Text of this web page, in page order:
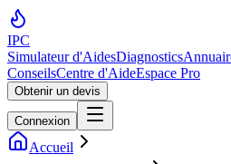
IPC
Simulateur d'AidesDiagnostics
ConseilsCentre d'AideEspace Pro
Obtenir un devis
Connexion
Accueil